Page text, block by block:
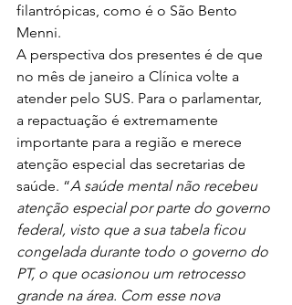
filantrópicas, como é o São Bento
Menni.
A perspectiva dos presentes é de que
no mês de janeiro a Clínica volte a
atender pelo SUS. Para o parlamentar,
a repactuação é extremamente
importante para a região e merece
atenção especial das secretarias de
saúde. “A saúde mental não recebeu
atenção especial por parte do governo
federal, visto que a sua tabela ficou
congelada durante todo o governo do
PT, o que ocasionou um retrocesso
grande na área. Com esse nova